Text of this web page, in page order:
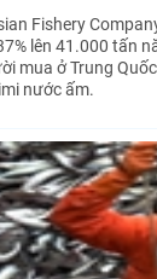
Fishery
lên 41.000 tấn
mua ở Trung
nước ấm.